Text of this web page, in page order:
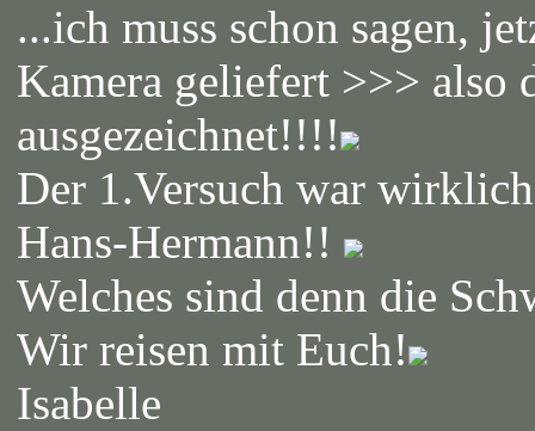
...ich muss schon sagen,
Kamera geliefert >>> also
ausgezeichnet!!!!
Der 1.Versuch war
Hans-Hermann!!
Welches sind denn die
Wir reisen mit Euch!
Isabelle